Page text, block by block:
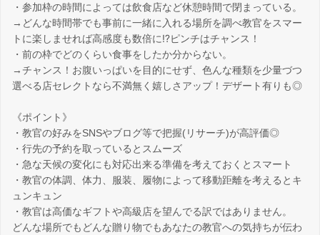
・参加枠の時間によっては飲食店など休憩時間で閉まっている。
→どんな時間帯でも事前に一緒に入れる場所を調べ教官をスマー
トに楽しませれば高感度も数倍に⁉ピンチはチャンス！
・前の枠でどのくらい食事をしたか分からない。
→チャンス！お腹いっぱいを目的にせず、色んな種類を少量づつ
選べる店セレクトなら不満無く嬉しさアップ！デザート有りも◎
《ポイント》
・教官の好みをSNSやブログ等で把握(リサーチ)が高評価◎
・行先の予約を取っているとスムーズ
・急な天候の変化にも対応出来る準備を考えておくとスマート
・教官の体調、体力、服装、履物によって移動距離を考えるとキ
ュンキュン
・教官は高価なギフトや高級店を望んでる訳ではありません。
どんな場所でもどんな贈り物でもあなたの教官への気持ちが伝わ